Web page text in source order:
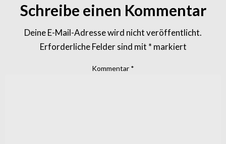
Schreibe einen Kommentar
Deine E-Mail-Adresse wird nicht veröffentlicht.
Erforderliche Felder sind mit * markiert
Kommentar *